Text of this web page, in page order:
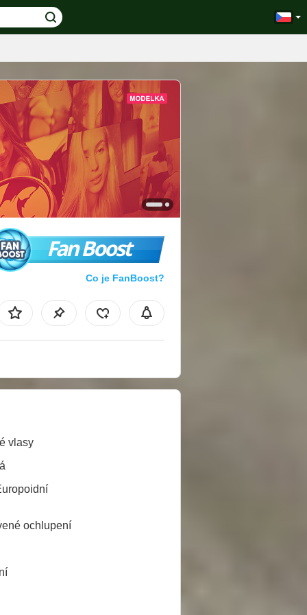
Fan Boost
Co je FanBoost?
vlasy
ochlupení